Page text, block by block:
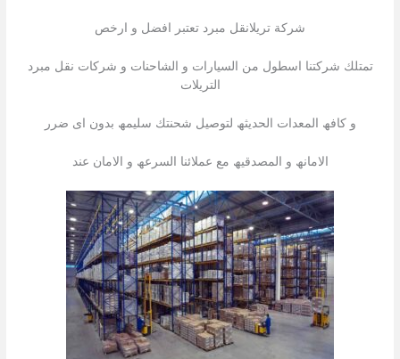
شركة تريلانقل مبرد تعتبر افضل و ارخص
تمتلك شركتنا اسطول من السیارات و الشاحنات و شركات نقل مبرد
التریلات
و كافھ المعدات الحدیثھ لتوصیل شحنتك سلیمھ بدون اى ضرر
الامانھ و المصدقیھ مع عملائنا السرعھ و الامان عند